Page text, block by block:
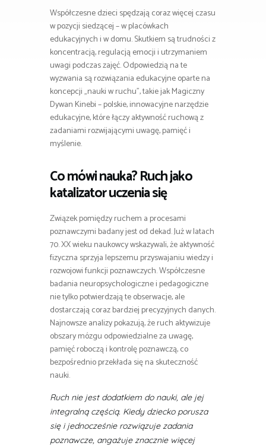
Współczesne dzieci spędzają coraz więcej czasu
w pozycji siedzącej – w placówkach
edukacyjnych i w domu. Skutkiem są trudności z
koncentracją, regulacją emocji i utrzymaniem
uwagi podczas zajęć. Odpowiedzią na te
wyzwania są rozwiązania edukacyjne oparte na
koncepcji „nauki w ruchu”, takie jak Magiczny
Dywan Kinebi – polskie, innowacyjne narzędzie
edukacyjne, które łączy aktywność ruchową z
zadaniami rozwijającymi uwagę, pamięć i
myślenie.
Co mówi nauka? Ruch jako
katalizator uczenia się
Związek pomiędzy ruchem a procesami
poznawczymi badany jest od dekad. Już w latach
70. XX wieku naukowcy wskazywali, że aktywność
fizyczna sprzyja lepszemu przyswajaniu wiedzy i
rozwojowi funkcji poznawczych. Współczesne
badania neuropsychologiczne i pedagogiczne
nie tylko potwierdzają te obserwacje, ale
dostarczają coraz bardziej precyzyjnych danych.
Najnowsze analizy pokazują, że ruch aktywizuje
obszary mózgu odpowiedzialne za uwagę,
pamięć roboczą i kontrolę poznawczą, co
bezpośrednio przekłada się na skuteczność
nauki.
Ruch nie jest dodatkiem do nauki, ale jej
integralną częścią. Kiedy dziecko porusza
się i jednocześnie rozwiązuje zadania
poznawcze, angażuje znacznie więcej